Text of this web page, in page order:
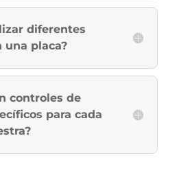
diferentes
una placa?
controles de
para cada